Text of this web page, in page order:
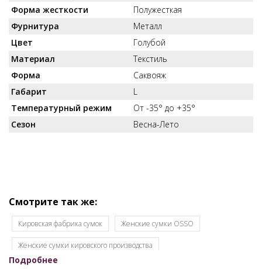
Форма жесткости
Полужесткая
Фурнитура
Металл
Цвет
Голубой
Материал
Текстиль
Форма
Саквояж
Габарит
L
Температурный режим
От -35° до +35°
Сезон
Весна-Лето
Смотрите так же:
Кировская фабрика сумок Женские сумки OSSO
Женские сумки кировского производства
Женские сумки оптом для интернет-магазинов
Подробнее